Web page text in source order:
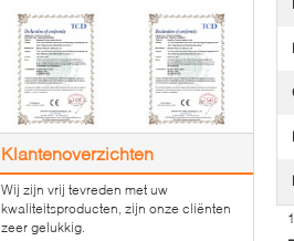
Klantenoverzichten
Wij zijn vrij tevreden met uw
kwaliteitsproducten, zijn onze cliënten
zeer gelukkig.